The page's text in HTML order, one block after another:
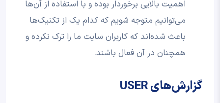
اهمیت بالایی برخوردار بوده و با استفاده از آن‌ها
می‌توانیم متوجه شویم که کدام یک از تکنیک‌ها
باعث شده‌اند که کاربران سایت ما را ترک نکرده و
همچنان در آن فعال باشند.
گزارش‌های USER